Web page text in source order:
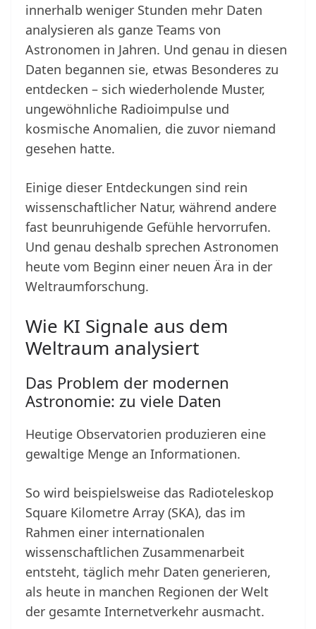
innerhalb weniger Stunden mehr Daten
analysieren als ganze Teams von
Astronomen in Jahren. Und genau in diesen
Daten begannen sie, etwas Besonderes zu
entdecken – sich wiederholende Muster,
ungewöhnliche Radioimpulse und
kosmische Anomalien, die zuvor niemand
gesehen hatte.
Einige dieser Entdeckungen sind rein
wissenschaftlicher Natur, während andere
fast beunruhigende Gefühle hervorrufen.
Und genau deshalb sprechen Astronomen
heute vom Beginn einer neuen Ära in der
Weltraumforschung.
Wie KI Signale aus dem
Weltraum analysiert
Das Problem der modernen
Astronomie: zu viele Daten
Heutige Observatorien produzieren eine
gewaltige Menge an Informationen.
So wird beispielsweise das Radioteleskop
Square Kilometre Array (SKA), das im
Rahmen einer internationalen
wissenschaftlichen Zusammenarbeit
entsteht, täglich mehr Daten generieren,
als heute in manchen Regionen der Welt
der gesamte Internetverkehr ausmacht.